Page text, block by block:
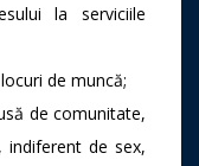
la serviciile
de muncă;
de comunitate,
de sex,